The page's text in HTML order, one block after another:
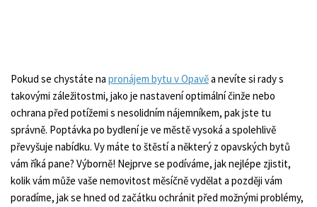
Pokud se chystáte na pronájem bytu v Opavěa nevíte si rady s
takovými záležitostmi, jako je nastavení optimální činže nebo
ochrana před potížemi s nesolidním nájemníkem, pak jste tu
správně. Poptávka po bydlení je ve městě vysoká a spolehlivě
převyšuje nabídku. Vy máte to štěstí a některý z opavských bytů
vám říká pane? Výborně! Nejprve se podíváme, jak nejlépe zjistit,
kolik vám může vaše nemovitost měsíčně vydělat a později vám
poradíme, jak se hned od začátku ochránit před možnými problémy,